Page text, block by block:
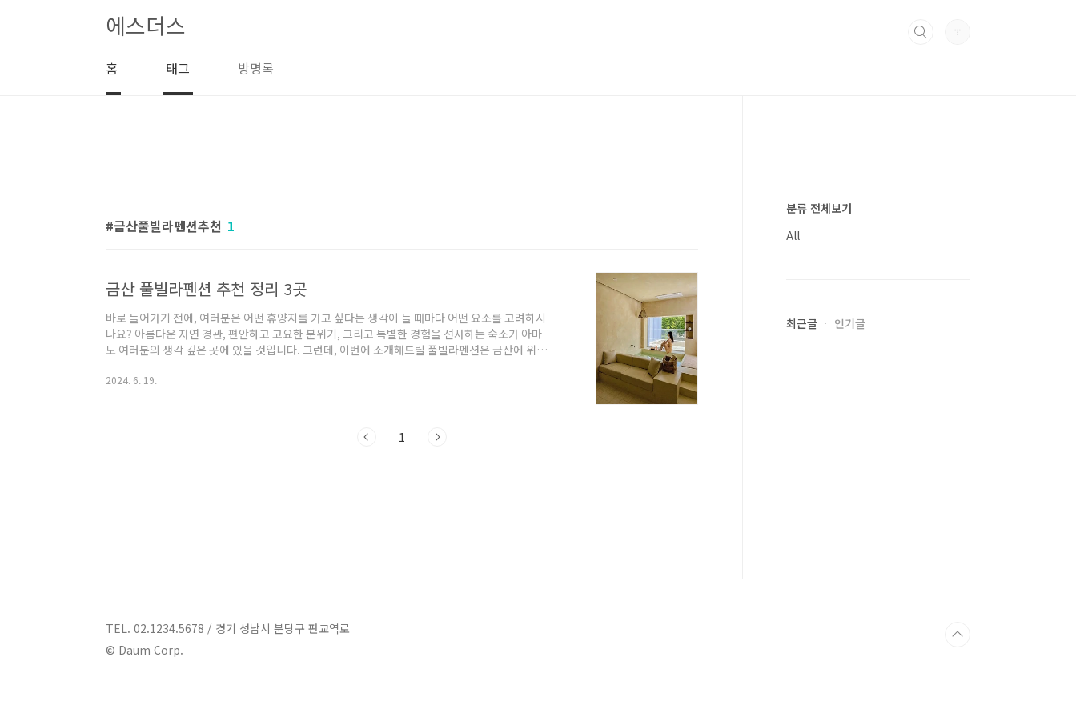
에스더스
홈 태그 방명록
금산풀빌라펜션추천 1
금산 풀빌라펜션 추천 정리 3곳
바로 들어가기 전에, 여러분은 어떤 휴양지를 가고 싶다는 생각이 들 때마다 어떤 요소를 고려하시
나요? 아름다운 자연 경관, 편안하고 고요한 분위기, 그리고 특별한 경험을 선사하는 숙소가 아마
도 여러분의 생각 깊은 곳에 있을 것입니다. 그런데, 이번에 소개해드릴 풀빌라펜션은 금산에 위치
터, 풀빌라펜션들의 매력과 다양한 시설들에 대해 한땀한땀 알아보도록 하겠습니다.금산 풀빌라펜
2024. 6. 19.
1
분류 전체보기
All
최근글 인기글
TEL. 02.1234.5678 / 경기 성남시 분당구 판교역로
© Daum Corp.